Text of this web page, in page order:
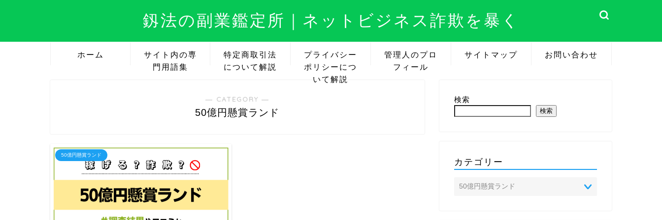
釼法の副業鑑定所｜ネットビジネス詐欺を暴く
ホーム
サイト内の専
門用語集
特定商取引法
について解説
プライバシー
ポリシーにつ
いて解説
管理人のプロ
フィール
サイトマップ お問い合わせ
― CATEGORY ―
50億円懸賞ランド
50億円懸賞ランド
検索
検索
カテゴリー